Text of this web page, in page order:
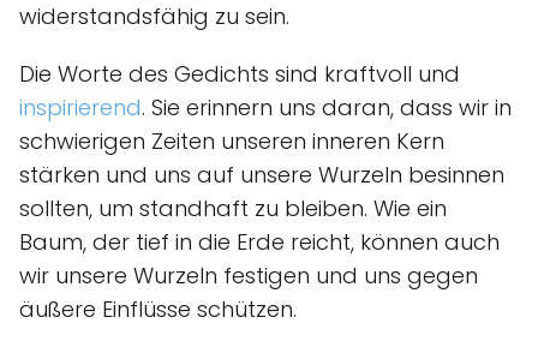
widerstandsfähig zu sein.
Die Worte des Gedichts sind kraftvoll und
inspirierend. Sie erinnern uns daran, dass wir in
schwierigen Zeiten unseren inneren Kern
stärken und uns auf unsere Wurzeln besinnen
sollten, um standhaft zu bleiben. Wie ein
Baum, der tief in die Erde reicht, können auch
wir unsere Wurzeln festigen und uns gegen
äußere Einflüsse schützen.